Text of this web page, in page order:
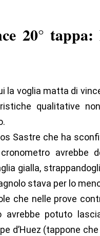
20°
la voglia matta di
qualitative
Sastre che ha
avrebbe
gialla,
stava per lo
che nelle prove
avrebbe potuto
d’Huez (tappone